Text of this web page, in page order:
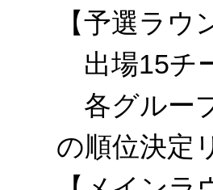
【予選ラウ
出場15チ
各グルー
の順位決定